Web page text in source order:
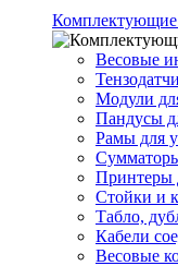
Комплектующие
Весовые
Модули
Пандусы
Рамы для
Принтеры
Стойки и
Табло,
Кабели
Весовые